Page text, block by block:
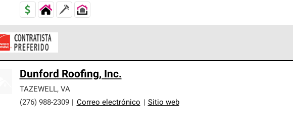
con altos estándares y requisitos estrictos de profesionalismo y confiabilidad.
Dunford Roofing, Inc.
TAZEWELL, VA
(276) 988-2309
Correo electrónico Sitio web